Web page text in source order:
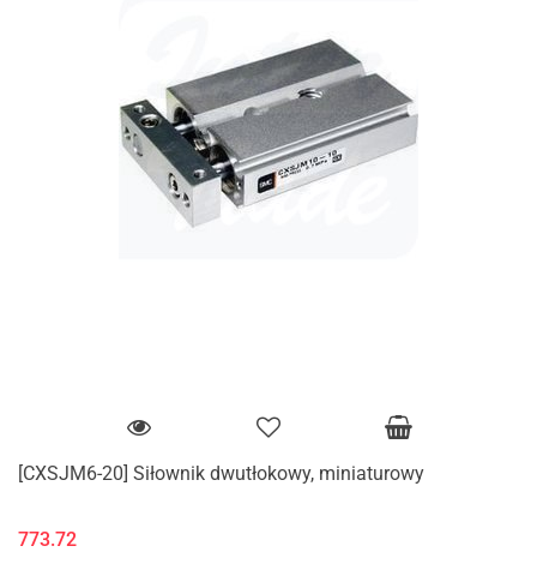
[CXSJM6-20] Siłownik dwutłokowy, miniaturowy
773.72